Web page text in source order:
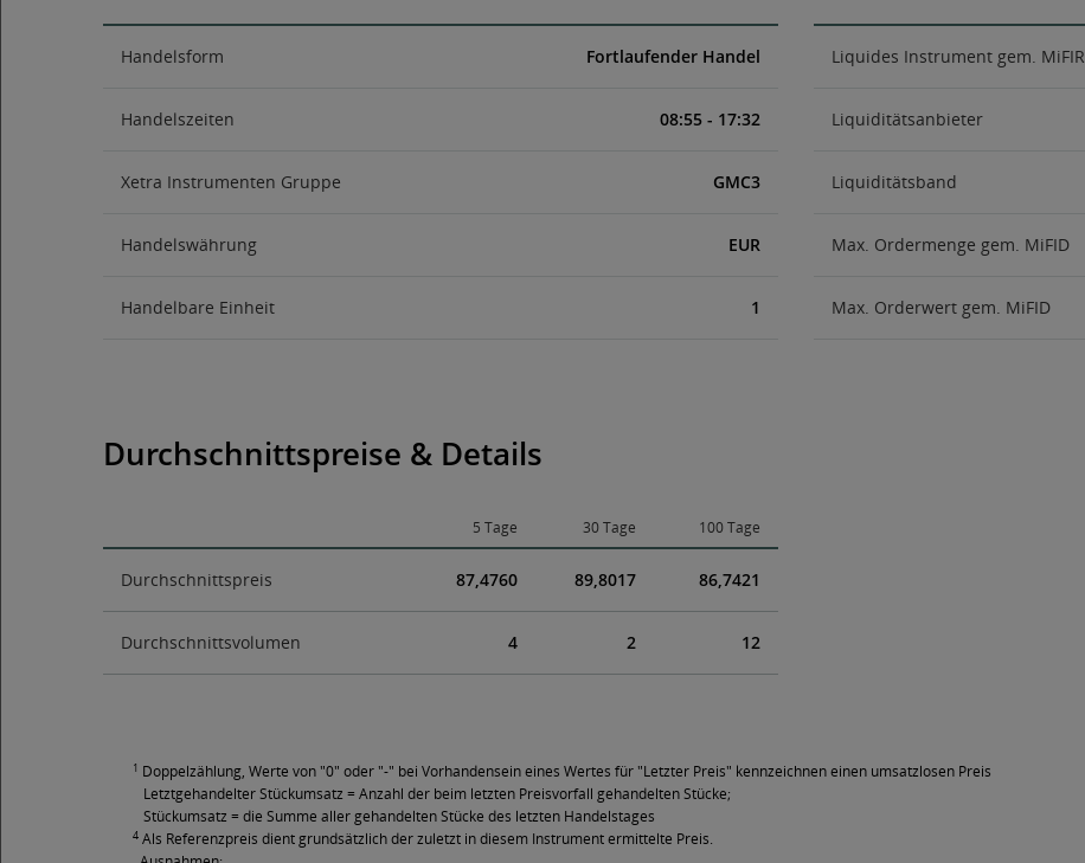
Handelsform Fortlaufender Handel
Handelszeiten 08:55 - 17:32
Xetra Instrumenten Gruppe GMC3
Handelswährung EUR
Handelbare Einheit 1
Liquides Instrument gem. MiFIR
Liquiditätsanbieter
Liquiditätsband
Max. Ordermenge gem. MiFID
Max. Orderwert gem. MiFID
Durchschnittspreise & Details
5 Tage 30 Tage 100 Tage
Durchschnittspreis 87,4760 89,8017 86,7421
Durchschnittsvolumen 4 2 12
1 Doppelzählung, Werte von "0" oder "-" bei Vorhandensein eines Wertes für "Letzter Preis" kennzeichnen einen umsatzlosen Preis
Letztgehandelter Stückumsatz = Anzahl der beim letzten Preisvorfall gehandelten Stücke;
Stückumsatz = die Summe aller gehandelten Stücke des letzten Handelstages
4 Als Referenzpreis dient grundsätzlich der zuletzt in diesem Instrument ermittelte Preis.